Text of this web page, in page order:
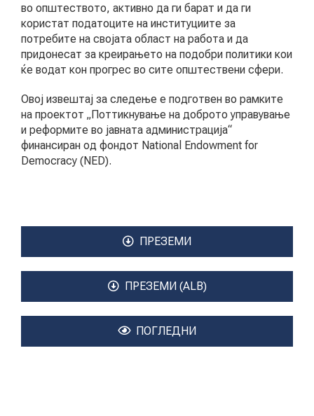
ENG
во општеството, активно да ги барат и да ги
користат податоците на институциите за
потребите на својата област на работа и да
придонесат за креирањето на подобри политики кои
ќе водат кон прогрес во сите општествени сфери.
Овој извештај за следење е подготвен во рамките
на проектот „Поттикнување на доброто управување
и реформите во јавната администрација“
финансиран од фондот National Endowment for
Democracy (NED).
ПРЕЗЕМИ
ПРЕЗЕМИ (ALB)
ПОГЛЕДНИ